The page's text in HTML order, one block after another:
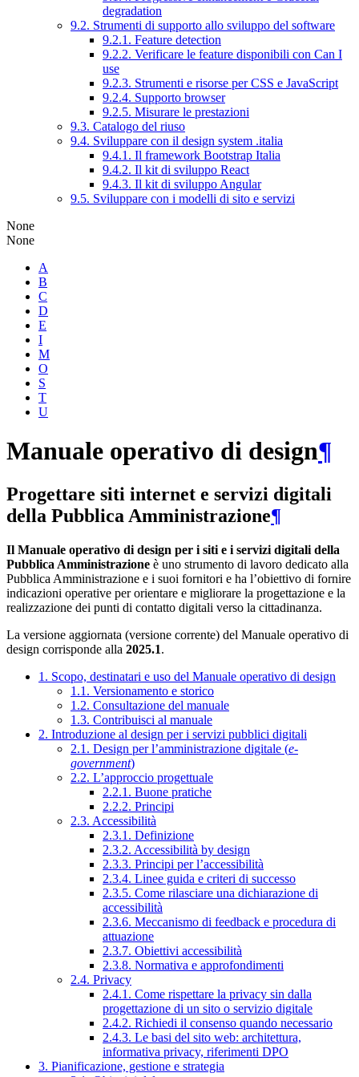
degradation
9.2. Strumenti di supporto allo sviluppo del software
9.2.1. Feature detection
9.2.2. Verificare le feature disponibili con Can I
use
9.2.3. Strumenti e risorse per CSS e JavaScript
9.2.4. Supporto browser
9.2.5. Misurare le prestazioni
9.3. Catalogo del riuso
9.4. Sviluppare con il design system .italia
9.4.1. Il framework Bootstrap Italia
9.4.2. Il kit di sviluppo React
9.4.3. Il kit di sviluppo Angular
9.5. Sviluppare con i modelli di sito e servizi
None
None
A
B
C
D
E
I
M
O
S
T
U
Manuale operativo di design¶
Progettare siti internet e servizi digitali
della Pubblica Amministrazione¶
Il Manuale operativo di design per i siti e i servizi digitali della
Pubblica Amministrazione è uno strumento di lavoro dedicato alla
Pubblica Amministrazione e i suoi fornitori e ha l’obiettivo di fornire
indicazioni operative per orientare e migliorare la progettazione e la
realizzazione dei punti di contatto digitali verso la cittadinanza.
La versione aggiornata (versione corrente) del Manuale operativo di
design corrisponde alla 2025.1.
1. Scopo, destinatari e uso del Manuale operativo di design
1.1. Versionamento e storico
1.2. Consultazione del manuale
1.3. Contribuisci al manuale
2. Introduzione al design per i servizi pubblici digitali
2.1. Design per l’amministrazione digitale (e-
government)
2.2. L’approccio progettuale
2.2.1. Buone pratiche
2.2.2. Principi
2.3. Accessibilità
2.3.1. Definizione
2.3.2. Accessibilità by design
2.3.3. Principi per l’accessibilità
2.3.4. Linee guida e criteri di successo
2.3.5. Come rilasciare una dichiarazione di
accessibilità
2.3.6. Meccanismo di feedback e procedura di
attuazione
2.3.7. Obiettivi accessibilità
2.3.8. Normativa e approfondimenti
2.4. Privacy
2.4.1. Come rispettare la privacy sin dalla
progettazione di un sito o servizio digitale
2.4.2. Richiedi il consenso quando necessario
2.4.3. Le basi del sito web: architettura,
informativa privacy, riferimenti DPO
3. Pianificazione, gestione e strategia